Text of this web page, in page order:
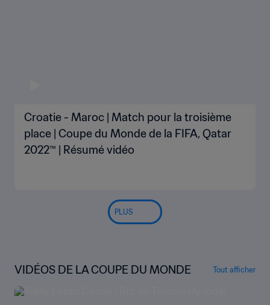
Croatie - Maroc | Match pour la troisième
place | Coupe du Monde de la FIFA, Qatar
2022™ | Résumé vidéo
PLUS
VIDÉOS DE LA COUPE DU MONDE Tout afficher